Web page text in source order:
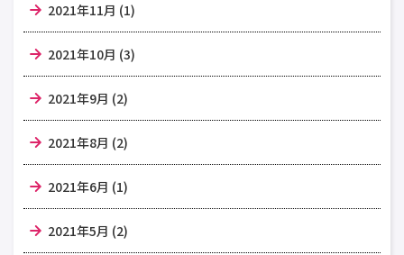
2021年11月 (1)
2021年10月 (3)
2021年9月 (2)
2021年8月 (2)
2021年6月 (1)
2021年5月 (2)